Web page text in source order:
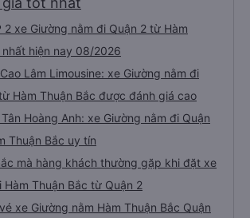
2 xe Giường nằm đi Quận 2 từ Hàm
hiện nay 08/2026
Lâm Limousine: xe Giường nằm đi
Hàm Thuận Bắc được đánh giá cao
Hoàng Anh: xe Giường nằm đi Quận
Thuận Bắc uy tín
mà hàng khách thường gặp khi đặt xe
Hàm Thuận Bắc từ Quận 2
xe Giường nằm Hàm Thuận Bắc Quận